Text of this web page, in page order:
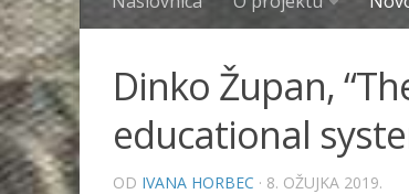
Dinko Župan,
educational
OD IVANA HORBEC · 8. OŽUJKA 2019.